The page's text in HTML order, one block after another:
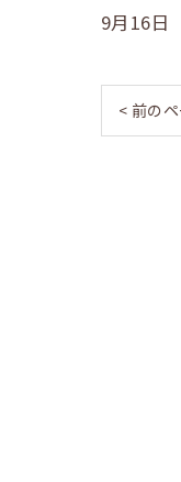
9月16日
< 前の